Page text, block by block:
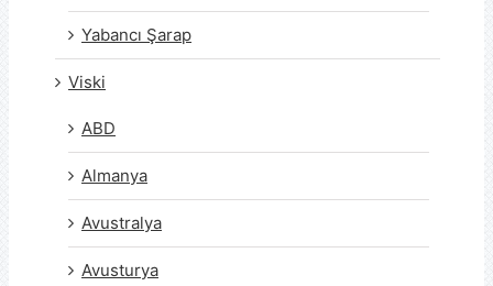
Yabancı Şarap
Viski
ABD
Almanya
Avustralya
Avusturya